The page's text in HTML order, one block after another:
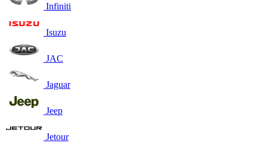
Infiniti
Isuzu
JAC
Jaguar
Jeep
Jetour